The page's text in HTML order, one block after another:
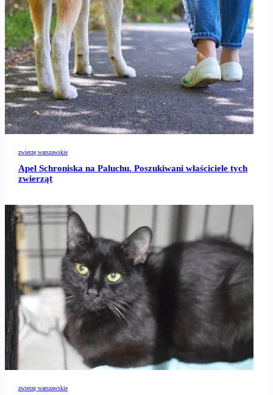
zwierzę warszawskie
Apel Schroniska na Paluchu. Poszukiwani właściciele tych
zwierząt
zwierzę warszawskie